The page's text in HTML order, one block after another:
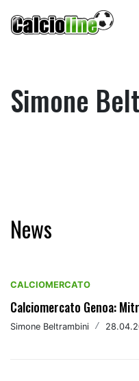
Simone
News
CALCIOMERCATO
Calciomercato Genoa:
Simone Beltrambini /